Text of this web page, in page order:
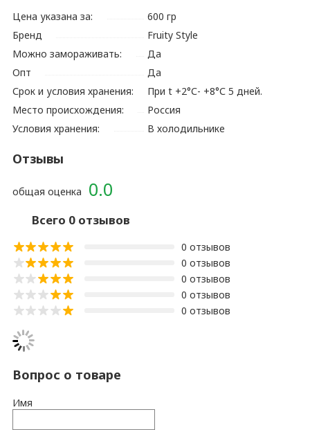
Цена указана за:
600 гр
Бренд
Fruity Style
Можно замораживать:
Да
Опт
Да
Срок и условия хранения:
При t +2°С- +8°С 5 дней.
Место происхождения:
Россия
Условия хранения:
В холодильнике
Отзывы
0.0
общая оценка
Всего 0 отзывов
0 отзывов
0 отзывов
0 отзывов
0 отзывов
0 отзывов
Вопрос о товаре
Имя